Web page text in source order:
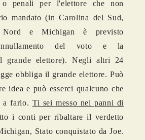
o penali per l'elettore che non
mandato (in Carolina del Sud,
e Michigan è previsto
del voto e la
grande elettore). Negli altri 24
obbliga il grande elettore. Può
idea e può esserci qualcuno che
a farlo. Ti sei messo nei panni di
i conti per ribaltare il verdetto
Stato conquistato da Joe.